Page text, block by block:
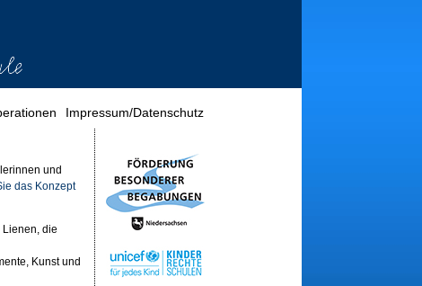
Impressum/Datenschutz
und
das Konzept
Lienen, die
Kunst und